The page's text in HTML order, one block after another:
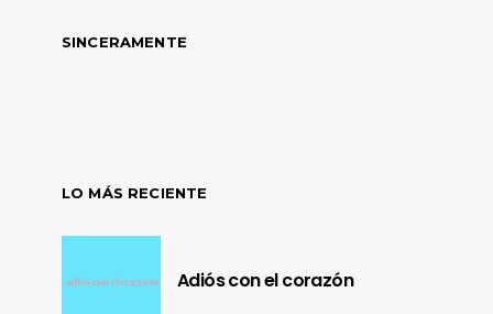
SINCERAMENTE
LO MÁS RECIENTE
Adiós con el corazón